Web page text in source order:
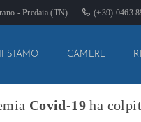
- Predaia (TN) (+39) 0463
SIAMO CAMERE
Covid-19 ha